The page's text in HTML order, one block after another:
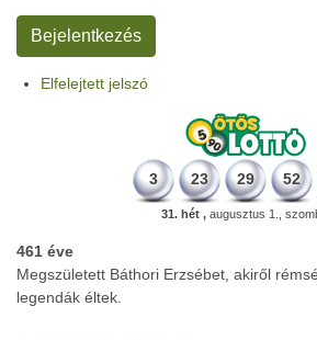
Elfelejtett jelszó
3 23 29 52
31. hét ,augusztus 1.,
461 éve
Megszületett Báthori Erzsébet, akiről
legendák éltek.